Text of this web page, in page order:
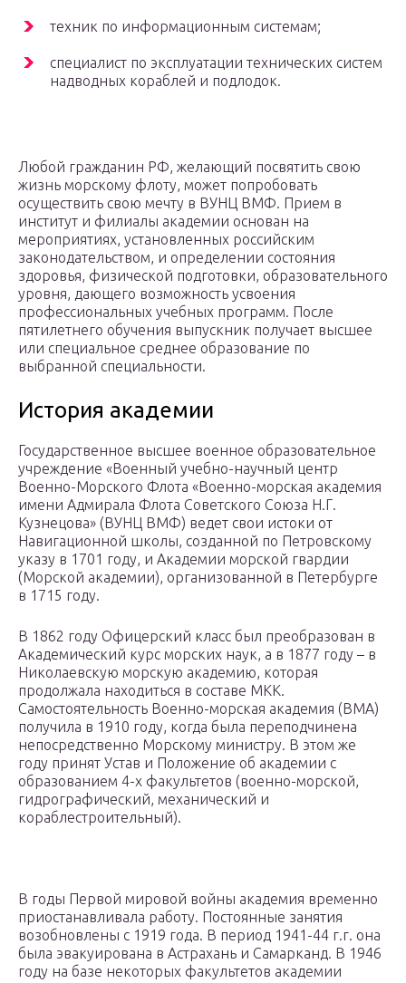
техник по информационным системам;
специалист по эксплуатации технических систем
надводных кораблей и подлодок.
Любой гражданин РФ, желающий посвятить свою
жизнь морскому флоту, может попробовать
осуществить свою мечту в ВУНЦ ВМФ. Прием в
институт и филиалы академии основан на
мероприятиях, установленных российским
законодательством, и определении состояния
здоровья, физической подготовки, образовательного
уровня, дающего возможность усвоения
профессиональных учебных программ. После
пятилетнего обучения выпускник получает высшее
или специальное среднее образование по
выбранной специальности.
История академии
Государственное высшее военное образовательное
учреждение «Военный учебно-научный центр
Военно-Морского Флота «Военно-морская академия
имени Адмирала Флота Советского Союза Н.Г.
Кузнецова» (ВУНЦ ВМФ) ведет свои истоки от
Навигационной школы, созданной по Петровскому
указу в 1701 году, и Академии морской гвардии
(Морской академии), организованной в Петербурге
в 1715 году.
В 1862 году Офицерский класс был преобразован в
Академический курс морских наук, а в 1877 году – в
Николаевскую морскую академию, которая
продолжала находиться в составе МКК.
Самостоятельность Военно-морская академия (ВМА)
получила в 1910 году, когда была переподчинена
непосредственно Морскому министру. В этом же
году принят Устав и Положение об академии с
образованием 4-х факультетов (военно-морской,
гидрографический, механический и
кораблестроительный).
В годы Первой мировой войны академия временно
приостанавливала работу. Постоянные занятия
возобновлены с 1919 года. В период 1941-44 г.г. она
была эвакуирована в Астрахань и Самарканд. В 1946
году на базе некоторых факультетов академии